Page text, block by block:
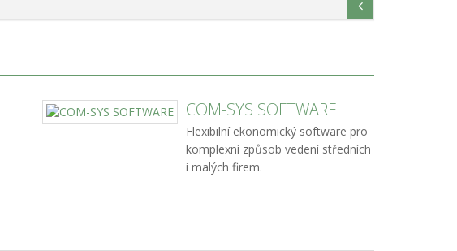
COM-SYS SOFTWARE
Flexibilní ekonomický software pro
komplexní způsob vedení středních
i malých firem.